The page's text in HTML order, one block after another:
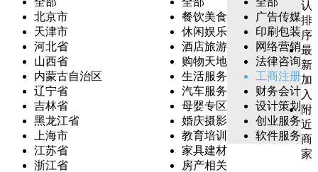
北京市
天津市
河北省
山西省
内蒙古自治区
辽宁省
吉林省
黑龙江省
上海市
江苏省
浙江省
餐饮美食
休闲娱乐
酒店旅游
购物天地
生活服务
汽车服务
母婴专区
婚庆摄影
教育培训
家具建材
房产相关
广告传媒
印刷包装
网络营销
法律咨询
工商注册
财务会计
设计策划
创业服务
软件服务
认
排
序
最
新
加
入
附
近
商
家